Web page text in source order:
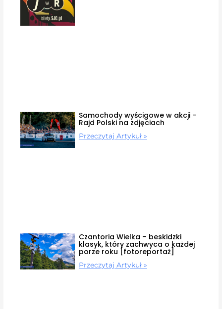
Samochody wyścigowe w akcji –
Rajd Polski na zdjęciach
Przeczytaj Artykuł »
Czantoria Wielka – beskidzki
klasyk, który zachwyca o każdej
porze roku [fotoreportaż]
Przeczytaj Artykuł »